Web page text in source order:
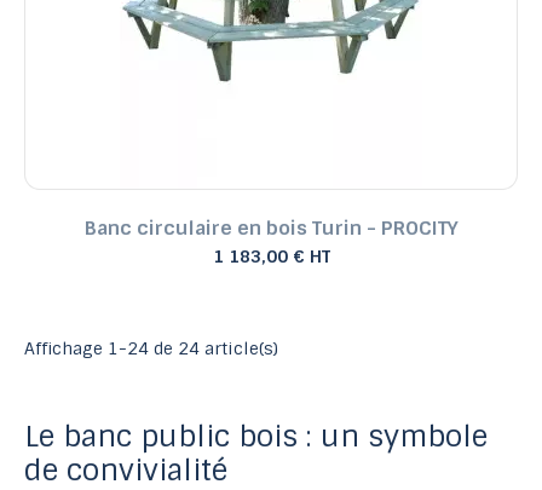
Banc circulaire en bois Turin - PROCITY
1 183,00 € HT
Affichage 1-24 de 24 article(s)
Le banc public bois : un symbole
de convivialité